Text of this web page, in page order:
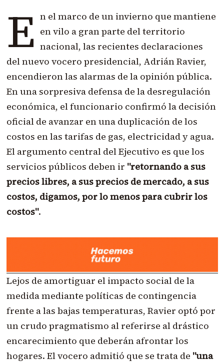
E n el marco de un invierno que mantiene
en vilo a gran parte del territorio
nacional, las recientes declaraciones
del nuevo vocero presidencial, Adrián Ravier,
encendieron las alarmas de la opinión pública.
En una sorpresiva defensa de la desregulación
económica, el funcionario confirmó la decisión
oficial de avanzar en una duplicación de los
costos en las tarifas de gas, electricidad y agua.
El argumento central del Ejecutivo es que los
servicios públicos deben ir "retornando a sus
precios libres, a sus precios de mercado, a sus
costos, digamos, por lo menos para cubrir los
costos".
Lejos de amortiguar el impacto social de la
medida mediante políticas de contingencia
frente a las bajas temperaturas, Ravier optó por
un crudo pragmatismo al referirse al drástico
encarecimiento que deberán afrontar los
hogares. El vocero admitió que se trata de "una